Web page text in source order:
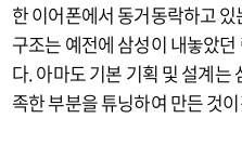
한 이어폰에서 동거동락하고
구조는 예전에 삼성이 내놓았
다. 아마도 기본 기획 및 설계는
족한 부분을 튜닝하여 만든 것